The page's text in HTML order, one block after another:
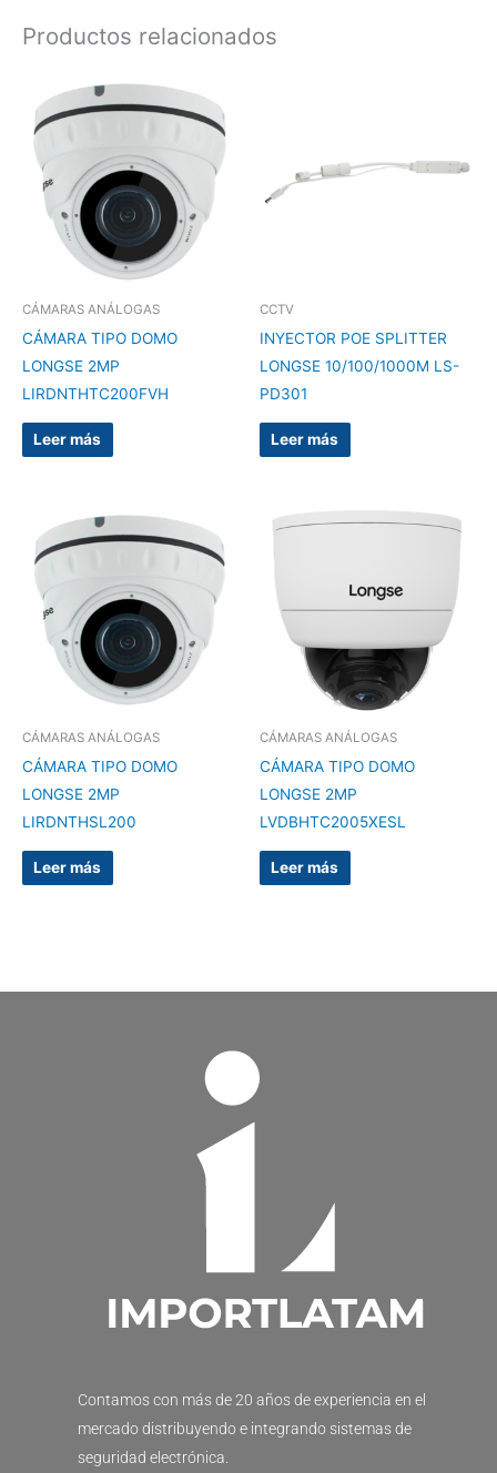
Productos relacionados
CÁMARAS ANÁLOGAS
CÁMARA TIPO DOMO
LONGSE 2MP
LIRDNTHTC200FVH
Leer más
CCTV
INYECTOR POE SPLITTER
LONGSE 10/100/1000M LS-
PD301
Leer más
CÁMARAS ANÁLOGAS
CÁMARA TIPO DOMO
LONGSE 2MP
LIRDNTHSL200
Leer más
CÁMARAS ANÁLOGAS
CÁMARA TIPO DOMO
LONGSE 2MP
LVDBHTC2005XESL
Leer más
Contamos con más de 20 años de experiencia en el
mercado distribuyendo e integrando sistemas de
seguridad electrónica.